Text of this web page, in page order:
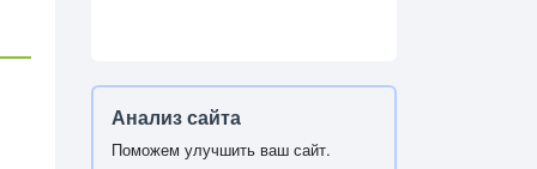
Анализ сайта
Поможем улучшить ваш сайт.